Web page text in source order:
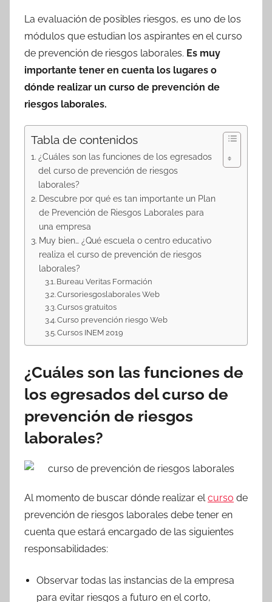
La evaluación de posibles riesgos, es uno de los
módulos que estudian los aspirantes en el curso
de prevención de riesgos laborales. Es muy
importante tener en cuenta los lugares o
dónde realizar un curso de prevención de
riesgos laborales.
Tabla de contenidos
¿Cuáles son las funciones de los egresados
del curso de prevención de riesgos
laborales?
Descubre por qué es tan importante un Plan
de Prevención de Riesgos Laborales para
una empresa
Muy bien… ¿Qué escuela o centro educativo
realiza el curso de prevención de riesgos
laborales?
Bureau Veritas Formación
Cursoriesgoslaborales Web
Cursos gratuitos
Curso prevención riesgo Web
Cursos INEM 2019
¿Cuáles son las funciones de
los egresados del curso de
prevención de riesgos
laborales?
Al momento de buscar dónde realizar elcurso de
prevención de riesgos laborales debe tener en
cuenta que estará encargado de las siguientes
responsabilidades:
Observar todas las instancias de la empresa
para evitar riesgos a futuro en el corto,